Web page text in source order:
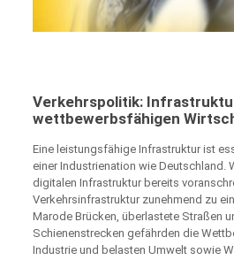
Verkehrspolitik:
wettbewerbsfähigen
Eine leistungsfähige Infrastruktur ist
einer Industrienation wie Deutschland.
digitalen Infrastruktur bereits
Verkehrsinfrastruktur zunehmend zu
Marode Brücken, überlastete Straßen
Schienenstrecken gefährden die
Industrie und belasten Umwelt sowie